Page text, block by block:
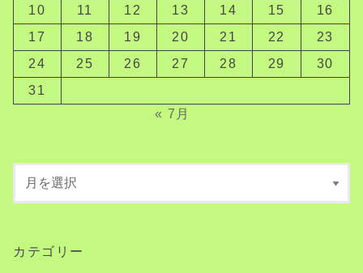
10
11 12 13 14 15
16
17
18 19 20 21 22
23
24
25 26 27 28 29
30
31
« 7月
カテゴリー